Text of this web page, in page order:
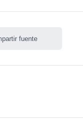
fuente